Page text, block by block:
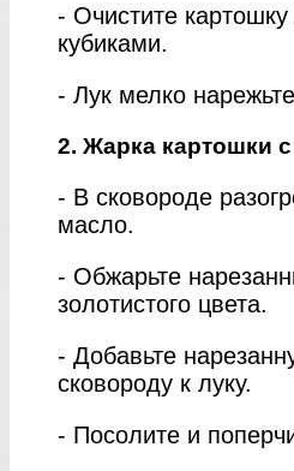
- Очистите
кубиками.
- Лук мелко
2. Жарка картошки
- В сковороде
масло.
- Обжарьте
золотистого цвета.
- Добавьте
сковороду к луку.
- Посолите и